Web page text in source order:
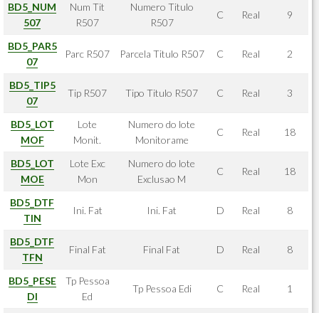
BD5_NUM
507
Num Tit
R507
Numero Titulo
R507
C Real 9
BD5_PAR5
07
Parc R507 Parcela Titulo R507 C Real 2
BD5_TIP5
07
Tip R507 Tipo Titulo R507 C Real 3
BD5_LOT
MOF
Lote
Monit.
Numero do lote
Monitorame
C Real 18
BD5_LOT
MOE
Lote Exc
Mon
Numero do lote
Exclusao M
C Real 18
BD5_DTF
TIN
Ini. Fat Ini. Fat D Real 8
BD5_DTF
TFN
Final Fat Final Fat D Real 8
BD5_PESE
DI
Tp Pessoa
Ed
Tp Pessoa Edi C Real 1